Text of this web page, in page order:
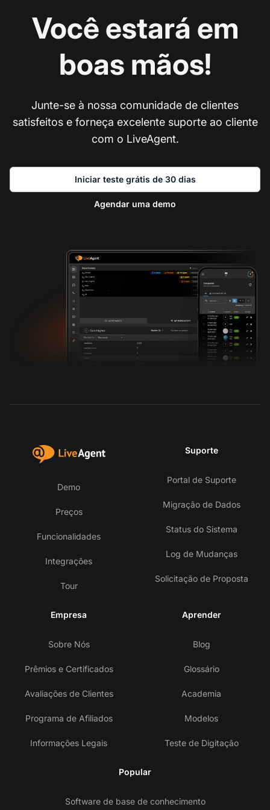
Você estará em
boas mãos!
Junte-se à nossa comunidade de clientes
satisfeitos e forneça excelente suporte ao cliente
com o LiveAgent.
Iniciar teste grátis de 30 dias
Agendar uma demo
Demo
Preços
Funcionalidades
Integrações
Tour
Suporte
Portal de Suporte
Migração de Dados
Status do Sistema
Log de Mudanças
Solicitação de Proposta
Empresa
Sobre Nós
Prêmios e Certificados
Avaliações de Clientes
Programa de Afiliados
Informações Legais
Aprender
Blog
Glossário
Academia
Modelos
Teste de Digitação
Popular
Software de base de conhecimento